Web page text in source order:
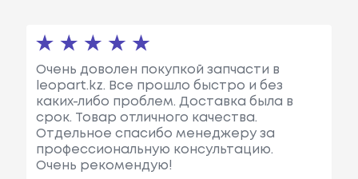
Очень доволен покупкой запчасти в
leopart.kz. Все прошло быстро и без
каких-либо проблем. Доставка была в
срок. Товар отличного качества.
Отдельное спасибо менеджеру за
профессиональную консультацию.
Очень рекомендую!